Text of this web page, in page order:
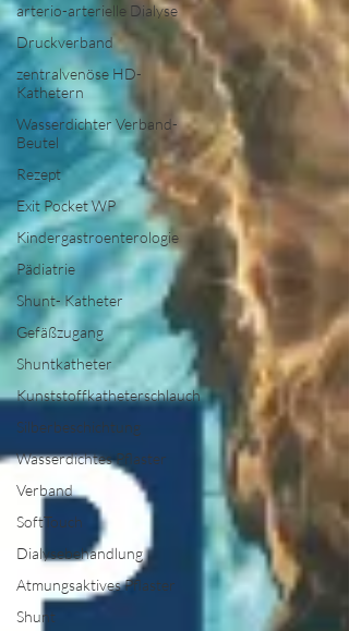
arterio-arterielle Dialyse
Druckverband
zentralvenöse HD-
Kathetern
Wasserdichter Verband-
Beutel
Rezept
Exit Pocket WP
Kindergastroenterologie
Pädiatrie
Shunt- Katheter
Gefäßzugang
Shuntkatheter
Kunststoffkatheterschlauch
Silberbeschichtung
Wasserdichtes Pflaster
Verband
SoftTouch
Dialysebehandlung
Atmungsaktives Pflaster
Shunt